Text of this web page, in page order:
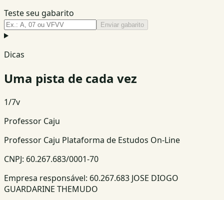
Teste seu gabarito
Enviar gabarito
Dicas
Uma pista de cada vez
1/7v
Professor Caju
Professor Caju Plataforma de Estudos On-Line
CNPJ: 60.267.683/0001-70
Empresa responsável: 60.267.683 JOSE DIOGO
GUARDARINE THEMUDO